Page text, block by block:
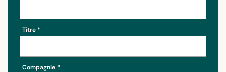
Titre
Compagnie